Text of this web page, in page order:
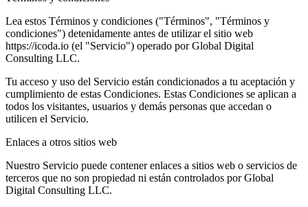
Lea estos Términos y condiciones ("Términos", "Términos y
condiciones") detenidamente antes de utilizar el sitio web
https://icoda.io (el "Servicio") operado por Global Digital
Consulting LLC.
Tu acceso y uso del Servicio están condicionados a tu aceptación y
cumplimiento de estas Condiciones. Estas Condiciones se aplican a
todos los visitantes, usuarios y demás personas que accedan o
utilicen el Servicio.
Enlaces a otros sitios web
Nuestro Servicio puede contener enlaces a sitios web o servicios de
terceros que no son propiedad ni están controlados por Global
Digital Consulting LLC.